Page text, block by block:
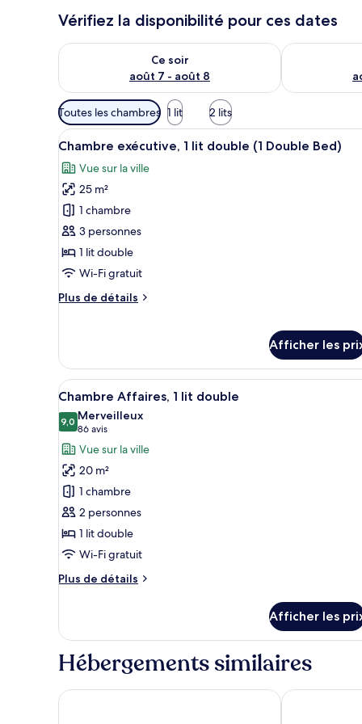
Vérifiez la disponibilité pour ces dates
Ce soir
août 7 - août 8
Vérifier la disponibilité pour ce soir août 7 - août 8
Vérifier la
Filtres
disponibles
pour
les
chambres
Toutes les chambres 1 lit 2 lits
Afficher
toutes
les
photos
pour
ce
type
de
chambre :
Chambre
lit
double
(1
Double
Bed)
Une chambre d’hôtel avec
14
Chambre exécutive, 1 lit double (1 Double Bed)
Vue sur la ville
25 m²
1 chambre
3 personnes
1 lit double
Wi-Fi gratuit
Plus de détails
Plus
exécutive,
1
lit
double
(1
Double
Bed)
Afficher les
Afficher
toutes
les
photos
pour
ce
type
de
chambre :
Chambre
Affaires,
double
Une chambre d’hôtel avec
8
Chambre Affaires, 1 lit double
9,09,0 sur 10
Merveilleux
86 avis
(86 avis)
Vue sur la ville
20 m²
1 chambre
2 personnes
1 lit double
Wi-Fi gratuit
Plus de détails
Plus
Chambre
Affaires,
double
Afficher les
Hébergements similaires
Sheraton Nice Novotel